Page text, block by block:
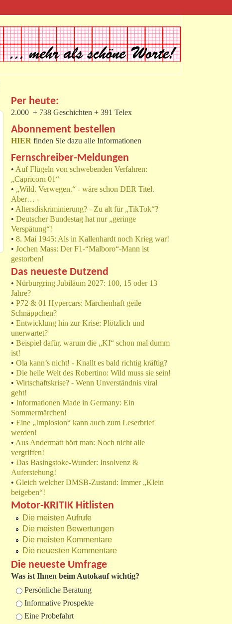
Per heute:
2.000 + 738 Geschichten + 391 Telex
Abonnement bestellen
HIER finden Sie dazu alle Informationen
Fernschreiber-Meldungen
• Auf Flügeln von schwebenden Verfahren:
„Capricorn 01“
• „Wild. Verwegen.“ - wäre schon DER Titel.
Aber… -
• Altersdiskriminierung? - Zu alt für „TikTok“?
• Deutscher Bundestag hat nur „geringe
Verspätung“!
• 8. Mai 1945: Als in Kallenhardt noch Krieg war!
• Jochen Mass: Der F1-“Malboro“-Mann ist
gestorben!
Das neueste Dutzend
• Nürburgring Jubiläum 2027: 100, 15 oder 13
Jahre?
• P72 & 01 Hypercars: Märchenhaft geile
Schnäppchen?
• Entwicklung hin zur Krise: Plötzlich und
unerwartet?
• Beispiel dafür, warum die „KI“ schon mal dumm
ist!
• Ola kann’s nicht! - Knallt es bald richtig kräftig?
• Die heile Welt des Robertino: Wild muss sie sein!
• Wirtschaftskrise? - Wenn Unverständnis viral
geht!
• Informationen Made in Germany: Ein
Sommermärchen!
• Eine „Implosion“ kann auch zum Leserbrief
werden!
• Aus Andermatt hört man: Noch nicht alle
vergriffen!
• Das Basingstoke-Wunder: Insolvenz &
Auferstehung!
• Gleich welcher DMSB-Zustand: Immer „Klein
beigeben“!
Motor-KRITIK Hitlisten
Die meisten Aufrufe
Die meisten Bewertungen
Die meisten Kommentare
Die neuesten Kommentare
Die neueste Umfrage
Was ist Ihnen beim Autokauf wichtig?
Auswahlmöglichkeiten
Persönliche Beratung
Informative Prospekte
Eine Probefahrt